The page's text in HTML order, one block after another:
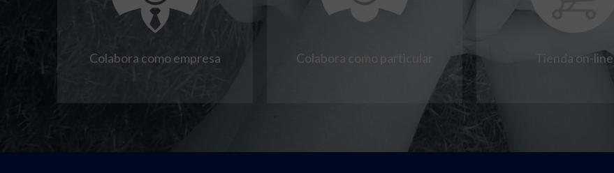
Colabora como empresa Colabora como particular Tienda on-line